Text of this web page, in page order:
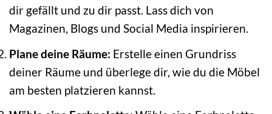
dir gefällt und zu dir passt. Lass dich von
Magazinen, Blogs und Social Media inspirieren.
Plane deine Räume: Erstelle einen Grundriss
deiner Räume und überlege dir, wie du die Möbel
am besten platzieren kannst.